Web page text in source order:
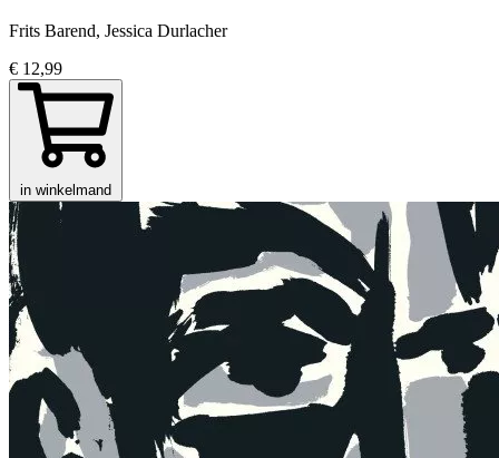
Frits Barend, Jessica Durlacher
€ 12,99
in winkelmand